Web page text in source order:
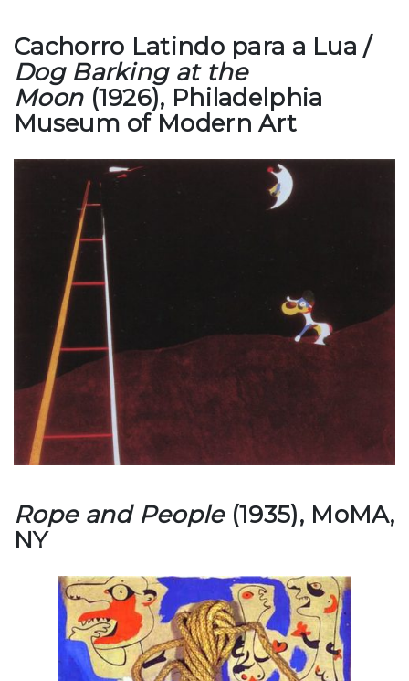
Cachorro Latindo para a Lua /
Dog Barking at the
Moon(1926), Philadelphia
Museum of Modern Art
Rope and People(1935), MoMA,
NY